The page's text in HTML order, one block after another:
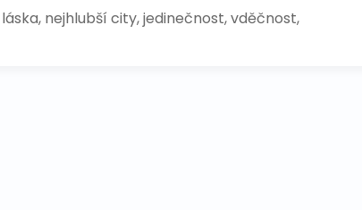
láska, nejhlubší city, jedinečnost, vděčnost,